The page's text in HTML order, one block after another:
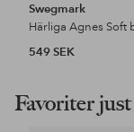
Swegmark
Härliga Agnes Soft
549 SEK
Favoriter